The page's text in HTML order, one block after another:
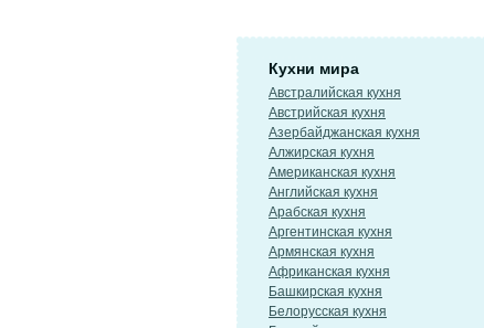
Кухни мира
Австралийская кухня
Австрийская кухня
Азербайджанская кухня
Алжирская кухня
Американская кухня
Английская кухня
Арабская кухня
Аргентинская кухня
Армянская кухня
Африканская кухня
Башкирская кухня
Белорусская кухня